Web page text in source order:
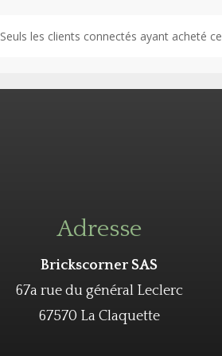
Seuls les clients connectés ayant acheté
Adresse
Brickscorner SAS
67a rue du général Leclerc
67570 La Claquette